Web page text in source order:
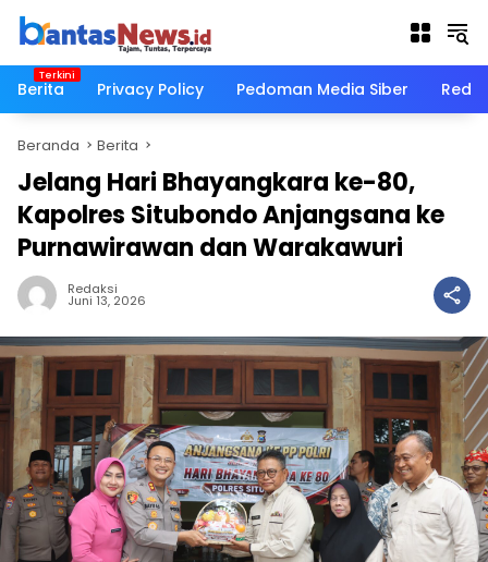
Langsung
Berita
Privacy Policy Pedoman Media Siber
Beranda Berita
Jelang Hari Bhayangkara ke-80,
Kapolres Situbondo Anjangsana ke
Purnawirawan dan Warakawuri
Redaksi
Juni 13, 2026